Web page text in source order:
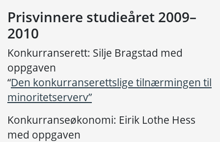
Prisvinnere studieåret 2009–
2010
Konkurranserett: Silje Bragstad med
oppgaven
“Den konkurranserettslige tilnærmingen til
minoritetserverv”
Konkurranseøkonomi: Eirik Lothe Hess
med oppgaven